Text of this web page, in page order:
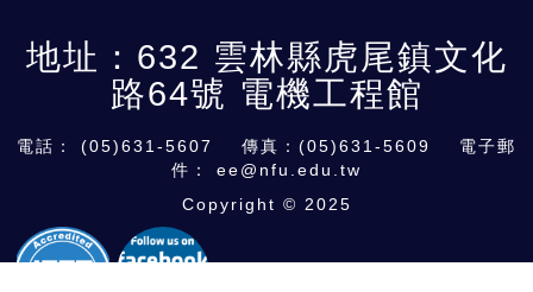
地址：632 雲林縣虎尾鎮文化
路64號 電機工程館
電話： (05)631-5607
傳真：(05)631-5609 電子郵
件： ee@nfu.edu.tw
Copyright © 2025